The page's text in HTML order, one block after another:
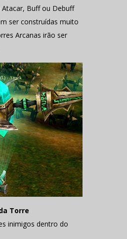
Buff ou Debuff
ser construídas muito
Arcanas irão ser
Torre
inimigos dentro do